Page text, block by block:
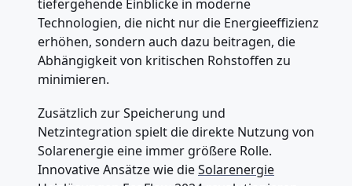
tiefergehende Einblicke in moderne
Technologien, die nicht nur die Energieeffizienz
erhöhen, sondern auch dazu beitragen, die
Abhängigkeit von kritischen Rohstoffen zu
minimieren.
Zusätzlich zur Speicherung und
Netzintegration spielt die direkte Nutzung von
Solarenergie eine immer größere Rolle.
Innovative Ansätze wie dieSolarenergie